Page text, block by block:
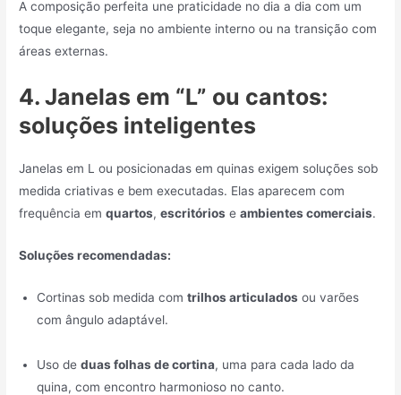
A composição perfeita une praticidade no dia a dia com um
toque elegante, seja no ambiente interno ou na transição com
áreas externas.
4. Janelas em “L” ou cantos:
soluções inteligentes
Janelas em L ou posicionadas em quinas exigem soluções sob
medida criativas e bem executadas. Elas aparecem com
frequência emquartos,escritórios eambientes comerciais.
Soluções recomendadas:
Cortinas sob medida comtrilhos articulados ou varões
com ângulo adaptável.
Uso deduas folhas de cortina, uma para cada lado da
quina, com encontro harmonioso no canto.